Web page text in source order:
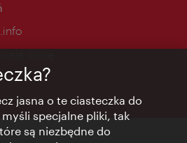
jasna o te ciasteczka do
specjalne pliki, tak
są niezbędne do